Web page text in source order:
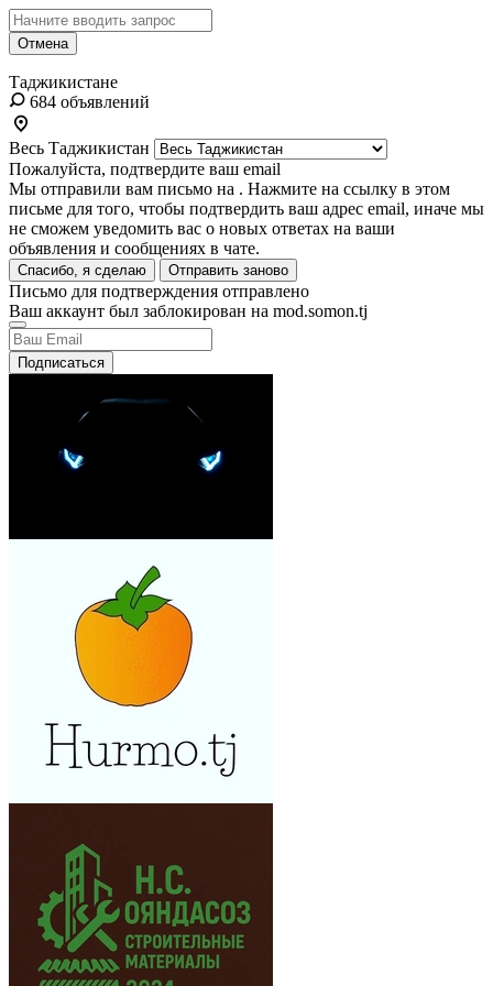
Отмена
Таджикистане
684 объявлений
Весь Таджикистан
Пожалуйста, подтвердите ваш email
Мы отправили вам письмо на . Нажмите на ссылку в этом
письме для того, чтобы подтвердить ваш адрес email, иначе мы
не сможем уведомить вас о новых ответах на ваши
объявления и сообщениях в чате.
Спасибо, я сделаю Отправить заново
Письмо для подтверждения отправлено
Ваш аккаунт был заблокирован на mod.somon.tj
Подписаться